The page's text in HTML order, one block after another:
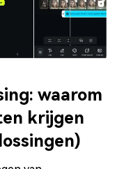
waarom
krijgen